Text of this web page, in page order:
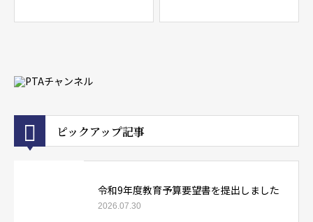
ピックアップ記事
令和9年度教育予算要望書を提出しました
2026.07.30